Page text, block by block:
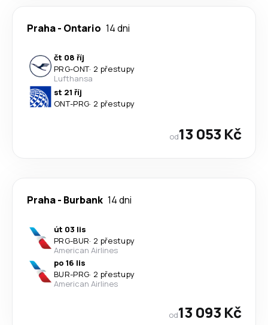
Praha- Ontario 14 dni
čt 08 říj
PRG-ONT· 2 přestupy
Lufthansa
st 21 říj
ONT-PRG· 2 přestupy
od13 053 Kč
Praha- Burbank 14 dni
út 03 lis
PRG-BUR· 2 přestupy
American Airlines
po 16 lis
BUR-PRG· 2 přestupy
American Airlines
od13 093 Kč